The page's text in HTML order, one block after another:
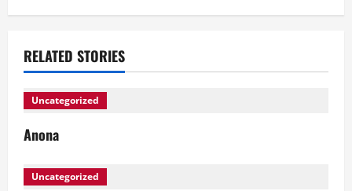
RELATED STORIES
Uncategorized
Anona
Uncategorized